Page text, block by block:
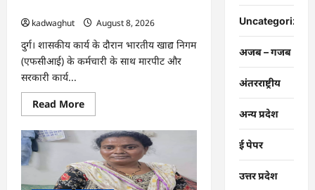
कराने
बड़ा
जोखिम
…
kadwaghut
August 8, 2026
दुर्ग। शासकीय कार्य के दौरान भारतीय खाद्य निगम
(एफसीआई) के कर्मचारी के साथ मारपीट और
सरकारी कार्य...
Read MoreRead
more
CG
FCI
कर्मचारी
से
मारपीट
Uncategorized
अजब – गजब
अंतरराष्ट्रीय
अन्य प्रदेश
ई पेपर
उत्तर प्रदेश